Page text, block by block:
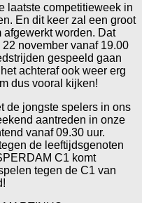
laatste competitieweek in
En dit keer zal een groot
worden. Dat
november vanaf 19.00
gespeeld gaan
achteraf ook weer erg
dus vooral kijken!
de jongste spelers in ons
aantreden in onze
vanaf 09.30 uur.
de leeftijdsgenoten
C1 komt
tegen de C1 van